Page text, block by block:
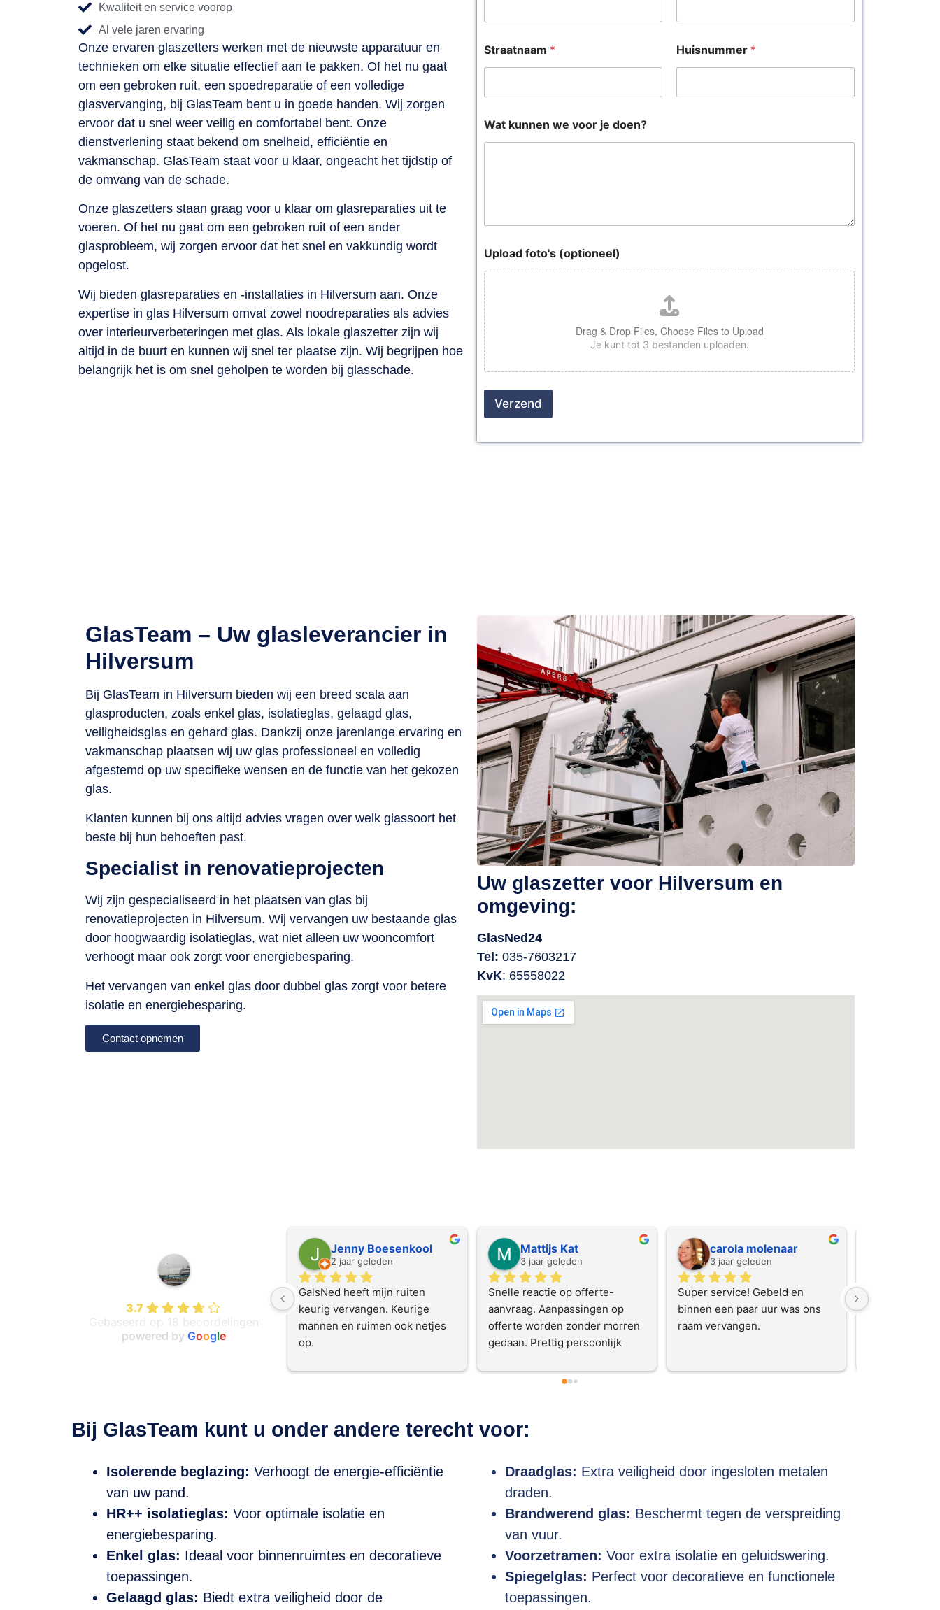
Kwaliteit en service voorop
Al vele jaren ervaring
Onze ervaren glaszetters werken met de nieuwste apparatuur en
technieken om elke situatie effectief aan te pakken. Of het nu gaat
om een gebroken ruit, een spoedreparatie of een volledige
glasvervanging, bij GlasTeam bent u in goede handen. Wij zorgen
ervoor dat u snel weer veilig en comfortabel bent. Onze
dienstverlening staat bekend om snelheid, efficiëntie en
vakmanschap. GlasTeam staat voor u klaar, ongeacht het tijdstip of
de omvang van de schade.
Onze glaszetters staan graag voor u klaar om glasreparaties uit te
voeren. Of het nu gaat om een gebroken ruit of een ander
glasprobleem, wij zorgen ervoor dat het snel en vakkundig wordt
opgelost.
Wij bieden glasreparaties en -installaties in Hilversum aan. Onze
expertise in glas Hilversum omvat zowel noodreparaties als advies
over interieurverbeteringen met glas. Als lokale glaszetter zijn wij
altijd in de buurt en kunnen wij snel ter plaatse zijn. Wij begrijpen hoe
belangrijk het is om snel geholpen te worden bij glasschade.
Straatnaam * Huisnummer *
Wat kunnen we voor je doen?
Upload foto's (optioneel)
Drag & Drop Files, Choose Files to Upload
Je kunt tot 3 bestanden uploaden.
Verzend
GlasTeam – Uw glasleverancier in
Hilversum
Bij GlasTeam in Hilversum bieden wij een breed scala aan
glasproducten, zoals enkel glas, isolatieglas, gelaagd glas,
veiligheidsglas en gehard glas. Dankzij onze jarenlange ervaring en
vakmanschap plaatsen wij uw glas professioneel en volledig
afgestemd op uw specifieke wensen en de functie van het gekozen
glas.
Klanten kunnen bij ons altijd advies vragen over welk glassoort het
beste bij hun behoeften past.
Specialist in renovatieprojecten
Wij zijn gespecialiseerd in het plaatsen van glas bij
renovatieprojecten in Hilversum. Wij vervangen uw bestaande glas
door hoogwaardig isolatieglas, wat niet alleen uw wooncomfort
verhoogt maar ook zorgt voor energiebesparing.
Het vervangen van enkel glas door dubbel glas zorgt voor betere
isolatie en energiebesparing.
Contact opnemen
Uw glaszetter voor Hilversum en
omgeving:
GlasNed24
Tel: 035-7603217
KvK: 65558022
3.7
powered by Google
Jenny Boesenkool
2 jaar geleden
GalsNed heeft mijn ruiten
keurig vervangen. Keurige
mannen en ruimen ook netjes
op.
Mattijs Kat
3 jaar geleden
Snelle reactie op offerte-
aanvraag. Aanpassingen op
offerte worden zonder morren
gedaan. Prettig persoonlijk
netjes. Bij de eerste keer
dat het buiten de
geplaatst is) kwamen ze even
kijken. Bleek het gewoon weg
te poetsen. Ik schaamde me
langs komen. Maar ze deden
het wel. Service met een
hoofdletter S. Ik ben
woonachtig in Noord-Holland
carola molenaar
3 jaar geleden
Super service! Gebeld en
binnen een paar uur was ons
raam vervangen.
Super snelle
Bij GlasTeam kunt u onder andere terecht voor:
Isolerende beglazing: Verhoogt de energie-efficiëntie
van uw pand.
HR++ isolatieglas: Voor optimale isolatie en
energiebesparing.
Enkel glas: Ideaal voor binnenruimtes en decoratieve
toepassingen.
Gelaagd glas: Biedt extra veiligheid door de
Draadglas: Extra veiligheid door ingesloten metalen
draden.
Brandwerend glas: Beschermt tegen de verspreiding
van vuur.
Voorzetramen: Voor extra isolatie en geluidswering.
Spiegelglas: Perfect voor decoratieve en functionele
toepassingen.